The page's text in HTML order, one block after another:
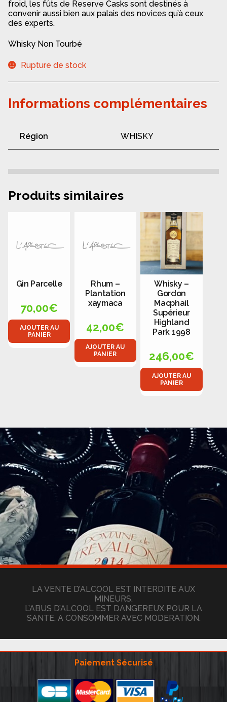
froid, les fûts de Reserve Casks sont destinés à
convenir aussi bien aux palais des novices qu’à ceux
des experts.
Whisky Non Tourbé
Rupture de stock
Informations complémentaires
Région WHISKY
Produits similaires
Gin Parcelle
70,00€
AJOUTER AU
PANIER
Rhum –
Plantation
xaymaca
42,00€
AJOUTER AU
PANIER
Whisky –
Gordon
Macphail
Supérieur
Highland
Park 1998
246,00€
AJOUTER AU
PANIER
LA VENTE D’ALCOOL EST INTERDITE AUX
MINEURS.
L’ABUS D’ALCOOL EST DANGEREUX POUR LA
SANTE, A CONSOMMER AVEC MODERATION.
Paiement Sécurisé